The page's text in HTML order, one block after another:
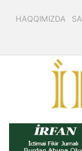
HAQQIMIZDA